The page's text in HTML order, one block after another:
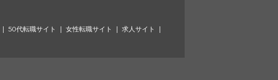
50代転職サイト 女性転職サイト
求人サイト